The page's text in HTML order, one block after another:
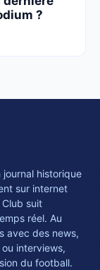
?
historique
sur internet
suit
réel. Au
avec des news,
interviews,
du football.